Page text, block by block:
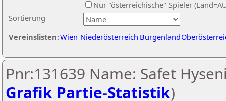
Sortierung
Nur "österreichische" Spieler
Vereinslisten:Wien Niederösterreich Burgenland
Pnr:131639 Name: Safet
Grafik Partie-Statistik)